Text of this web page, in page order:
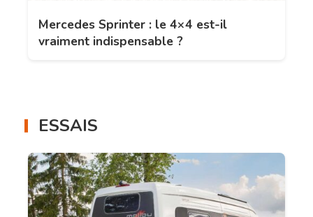
Mercedes Sprinter : le 4×4 est-il
vraiment indispensable ?
ESSAIS